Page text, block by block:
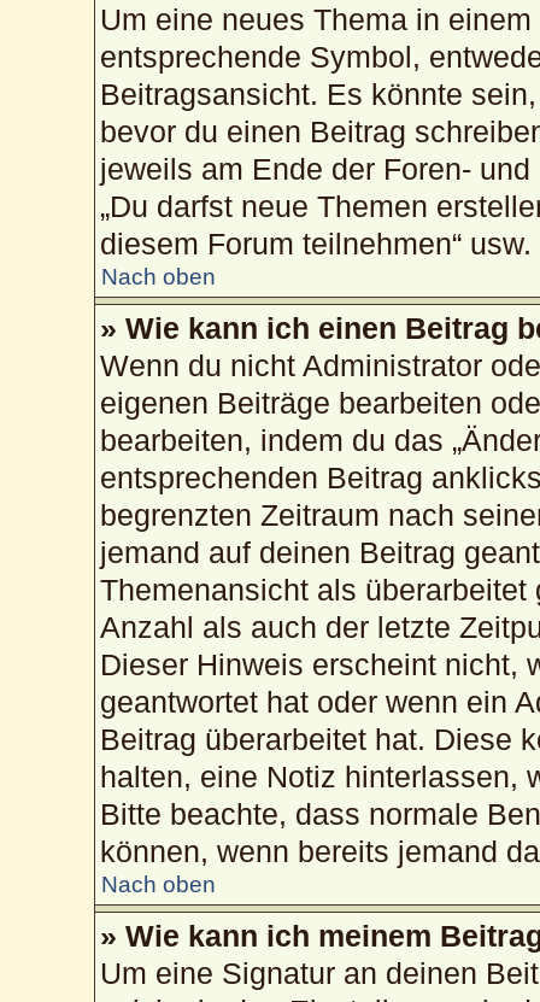
Um eine neues Thema in
entsprechende Symbol,
Beitragsansicht. Es könnte
bevor du einen Beitrag
jeweils am Ende der Foren-
„Du darfst neue Themen
diesem Forum teilnehmen“ usw.
Nach oben
» Wie kann ich einen Beitrag
Wenn du nicht Administrator
eigenen Beiträge bearbeiten
bearbeiten, indem du das
entsprechenden Beitrag
begrenzten Zeitraum nach
jemand auf deinen Beitrag
Themenansicht als
Anzahl als auch der letzte
Dieser Hinweis erscheint nicht,
geantwortet hat oder wenn ein
Beitrag überarbeitet hat. Diese
halten, eine Notiz hinterlassen,
Bitte beachte, dass normale
können, wenn bereits jemand
Nach oben
» Wie kann ich meinem
Um eine Signatur an deinen